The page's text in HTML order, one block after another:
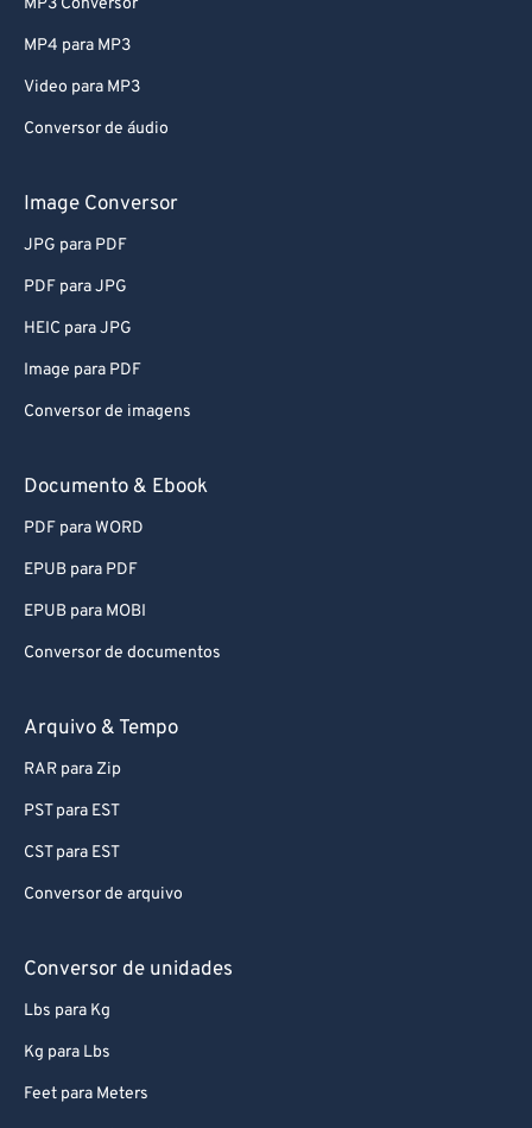
MP3 Conversor
MP4 para MP3
Video para MP3
Conversor de áudio
Image Conversor
JPG para PDF
PDF para JPG
HEIC para JPG
Image para PDF
Conversor de imagens
Documento & Ebook
PDF para WORD
EPUB para PDF
EPUB para MOBI
Conversor de documentos
Arquivo & Tempo
RAR para Zip
PST para EST
CST para EST
Conversor de arquivo
Conversor de unidades
Lbs para Kg
Kg para Lbs
Feet para Meters